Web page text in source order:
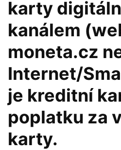
karty
kanálem
moneta.cz
Internet/
je kreditní
poplatku za
karty.